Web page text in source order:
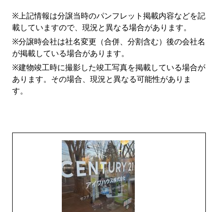
シ
ョ
ン
※上記情報は分譲当時のパンフレット掲載内容などを記
載していますので、現況と異なる場合があります。
※分譲時会社は社名変更（合併、分割含む）後の会社名
が掲載している場合があります。
※建物竣工時に撮影した竣工写真を掲載している場合が
あります。その場合、現況と異なる可能性がありま
す。